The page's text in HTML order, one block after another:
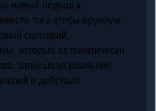
новый подход к
того чтобы вручную
сценарий,
которые автоматически
записывая реальное
и действия